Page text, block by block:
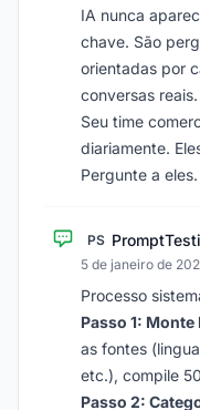
IA nunca
chave. São
orientadas por
conversas reais.
Seu time
diariamente.
Pergunte a eles.
PS
5 de janeiro de
Processo
Passo 1:
as fontes
etc.), compile
Passo 2: